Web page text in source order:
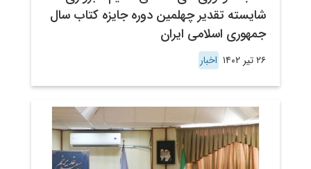
شایسته تقدیر چهلمین دوره جایزه کتاب سال
جمهوری اسلامی ایران
۲۶ تیر ۱۴۰۲ اخبار